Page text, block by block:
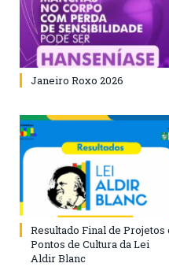
Janeiro Roxo 2026
Resultado Final de Projetos
Pontos de Cultura da Lei
Aldir Blanc